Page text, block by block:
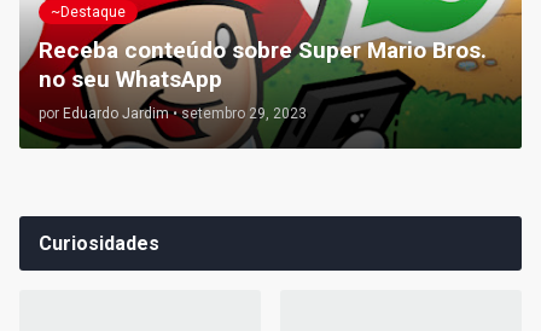
~Destaque
Receba conteúdo sobre Super Mario Bros.
no seu WhatsApp
por Eduardo Jardim • setembro 29, 2023
Curiosidades